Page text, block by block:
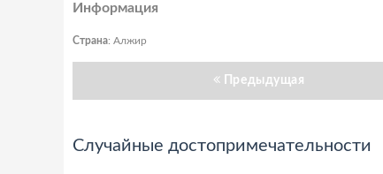
Информация
Страна: Алжир
Предыдущая
Случайные достопримечательности